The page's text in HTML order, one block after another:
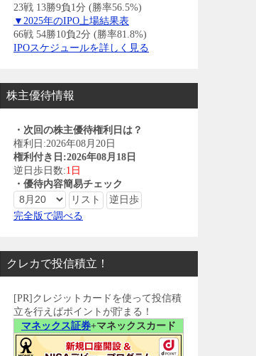
23戦 13勝9負1分 (勝率56.5%)
▼2025年のIPO上場結果表
66戦 54勝10負2分 (勝率81.8%)
IPOスケジュールを詳しく見る
株主優待情報
・次回の株主優待権利日は？
権利日:2026年08月20日
権利付き日:2026年08月18日
逆日歩日数:1日
・優待内容簡易チェック
完全版で調べる
クレカで投信積立！
[PR]クレジットカードを使って投信積
立を行えばポイントが貯まる！
マネックス証券+マネックスカード